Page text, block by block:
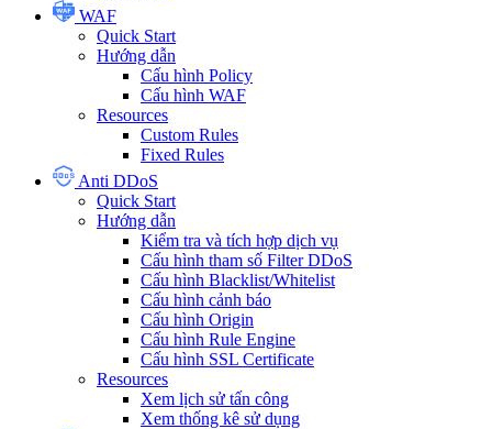
WAF
Quick Start
Hướng dẫn
Cấu hình Policy
Cấu hình WAF
Resources
Custom Rules
Fixed Rules
Anti DDoS
Quick Start
Hướng dẫn
Kiểm tra và tích hợp dịch vụ
Cấu hình tham số Filter DDoS
Cấu hình Blacklist/Whitelist
Cấu hình cảnh báo
Cấu hình Origin
Cấu hình Rule Engine
Cấu hình SSL Certificate
Resources
Xem lịch sử tấn công
Xem thống kê sử dụng